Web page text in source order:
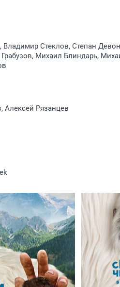
Владимир Стеклов, Степан
Михаил Блиндарь,
Алексей Рязанцев